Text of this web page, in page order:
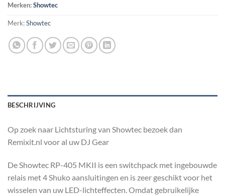
Merken:Showtec
Merk:Showtec
BESCHRIJVING
Op zoek naar Lichtsturing van Showtec bezoek dan
Remixit.nl voor al uw DJ Gear
De Showtec RP-405 MKII is een switchpack met ingebouwde
relais met 4 Shuko aansluitingen en is zeer geschikt voor het
wisselen van uw LED-lichteffecten. Omdat gebruikelijke